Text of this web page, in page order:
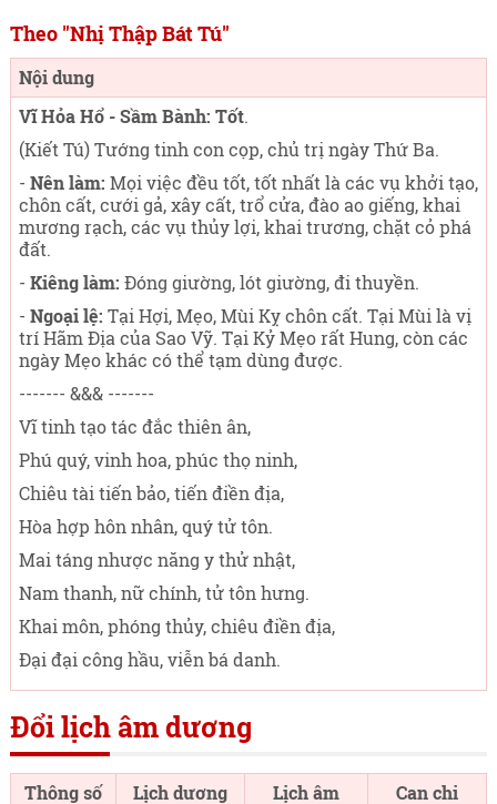
Theo "Nhị Thập Bát Tú"
Nội dung
Vĩ Hỏa Hổ - Sầm Bành: Tốt.
(Kiết Tú) Tướng tinh con cọp, chủ trị ngày Thứ Ba.
- Nên làm: Mọi việc đều tốt, tốt nhất là các vụ khởi tạo,
chôn cất, cưới gả, xây cất, trổ cửa, đào ao giếng, khai
mương rạch, các vụ thủy lợi, khai trương, chặt cỏ phá
đất.
- Kiêng làm: Đóng giường, lót giường, đi thuyền.
- Ngoại lệ: Tại Hợi, Mẹo, Mùi Kỵ chôn cất. Tại Mùi là vị
trí Hãm Địa của Sao Vỹ. Tại Kỷ Mẹo rất Hung, còn các
ngày Mẹo khác có thể tạm dùng được.
------- &&& -------
Vĩ tinh tạo tác đắc thiên ân,
Phú quý, vinh hoa, phúc thọ ninh,
Chiêu tài tiến bảo, tiến điền địa,
Hòa hợp hôn nhân, quý tử tôn.
Mai táng nhược năng y thử nhật,
Nam thanh, nữ chính, tử tôn hưng.
Khai môn, phóng thủy, chiêu điền địa,
Đại đại công hầu, viễn bá danh.
Đổi lịch âm dương
Thông số Lịch dương Lịch âm Can chi